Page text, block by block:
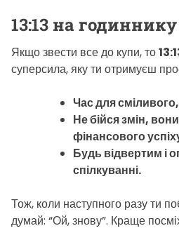
13:13 на годиннику
Якщо звести все до купи, то
суперсила, яку ти отримуєш
Час для
Не бійся змін,
фінансового
Будь відвертим і
спілкуванні.
Тож, коли наступного разу ти
думай: “Ой, знову”. Краще